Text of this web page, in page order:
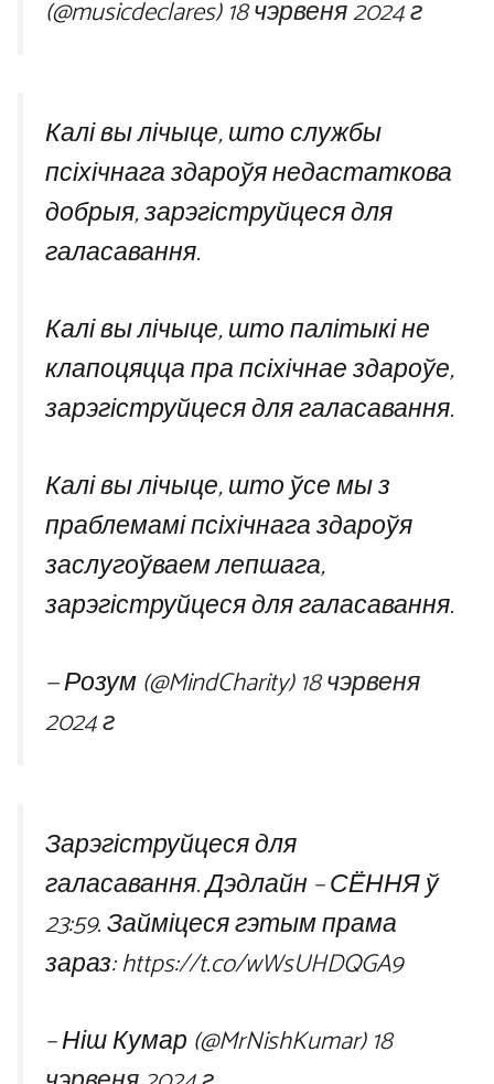
(@musicdeclares)18 чэрвеня 2024 г
Калі вы лічыце, што службы
псіхічнага здароўя недастаткова
добрыя, зарэгіструйцеся для
галасавання.
Калі вы лічыце, што палітыкі не
клапоцяцца пра псіхічнае здароўе,
зарэгіструйцеся для галасавання.
Калі вы лічыце, што ўсе мы з
праблемамі псіхічнага здароўя
заслугоўваем лепшага,
зарэгіструйцеся для галасавання.
— Розум (@MindCharity)18 чэрвеня
2024 г
Зарэгіструйцеся для
галасавання. Дэдлайн – СЁННЯ ў
23:59. Займіцеся гэтым прама
зараз: https://t.co/wWsUHDQGA9
– Ніш Кумар (@MrNishKumar)18